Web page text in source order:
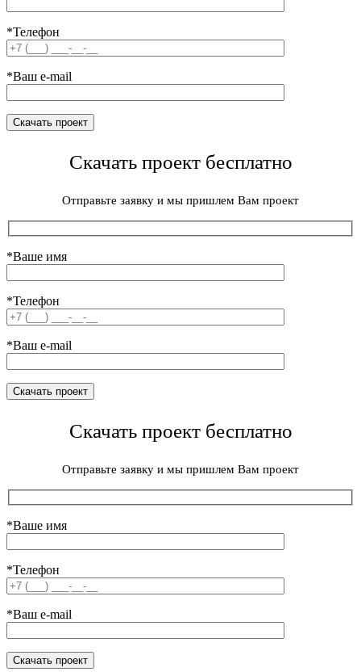
*Телефон
*Ваш e-mail
Скачать проект бесплатно
Отправьте заявку и мы пришлем Вам проект
*Ваше имя
*Телефон
*Ваш e-mail
Скачать проект бесплатно
Отправьте заявку и мы пришлем Вам проект
*Ваше имя
*Телефон
*Ваш e-mail